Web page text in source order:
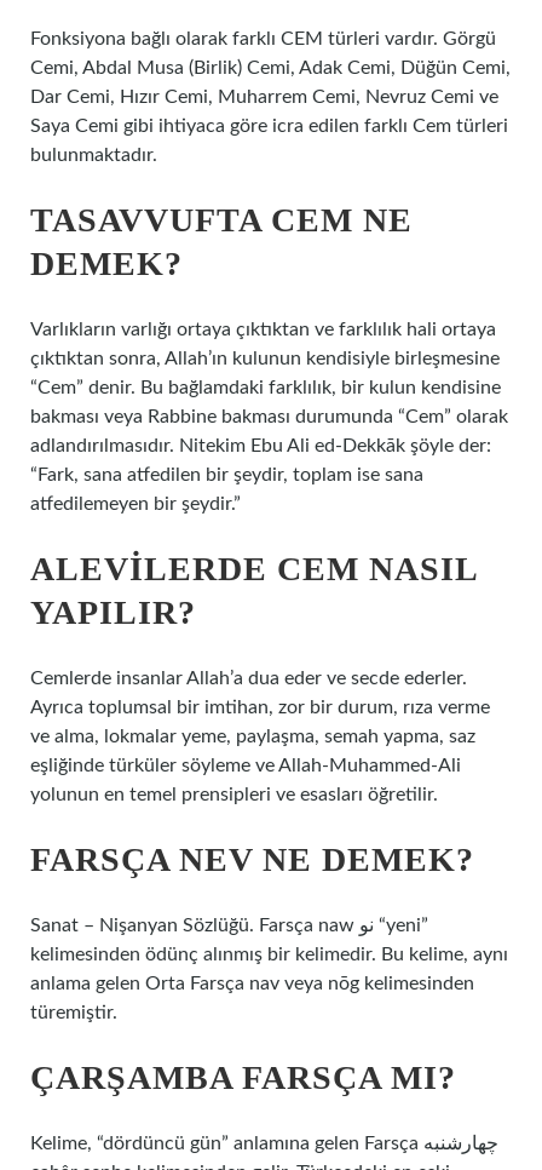
Fonksiyona bağlı olarak farklı CEM türleri vardır. Görgü
Cemi, Abdal Musa (Birlik) Cemi, Adak Cemi, Düğün Cemi,
Dar Cemi, Hızır Cemi, Muharrem Cemi, Nevruz Cemi ve
Saya Cemi gibi ihtiyaca göre icra edilen farklı Cem türleri
bulunmaktadır.
TASAVVUFTA CEM NE
DEMEK?
Varlıkların varlığı ortaya çıktıktan ve farklılık hali ortaya
çıktıktan sonra, Allah’ın kulunun kendisiyle birleşmesine
“Cem” denir. Bu bağlamdaki farklılık, bir kulun kendisine
bakması veya Rabbine bakması durumunda “Cem” olarak
adlandırılmasıdır. Nitekim Ebu Ali ed-Dekkāk şöyle der:
“Fark, sana atfedilen bir şeydir, toplam ise sana
atfedilemeyen bir şeydir.”
ALEVILERDE CEM NASIL
YAPILIR?
Cemlerde insanlar Allah’a dua eder ve secde ederler.
Ayrıca toplumsal bir imtihan, zor bir durum, rıza verme
ve alma, lokmalar yeme, paylaşma, semah yapma, saz
eşliğinde türküler söyleme ve Allah-Muhammed-Ali
yolunun en temel prensipleri ve esasları öğretilir.
FARSÇA NEV NE DEMEK?
Sanat – Nişanyan Sözlüğü. Farsça naw نو “yeni”
kelimesinden ödünç alınmış bir kelimedir. Bu kelime, aynı
anlama gelen Orta Farsça nav veya nōg kelimesinden
türemiştir.
ÇARŞAMBA FARSÇA MI?
Kelime, “dördüncü gün” anlamına gelen Farsça چهارشنبه